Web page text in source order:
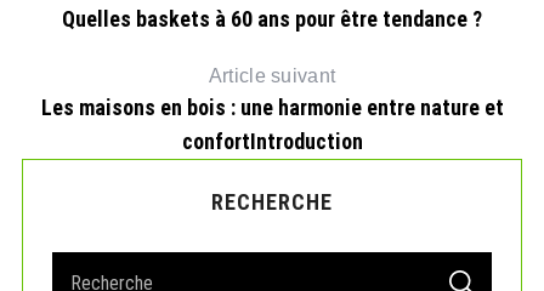
Quelles baskets à 60 ans pour être tendance ?
Article suivant
Les maisons en bois : une harmonie entre nature et
confortIntroduction
RECHERCHE